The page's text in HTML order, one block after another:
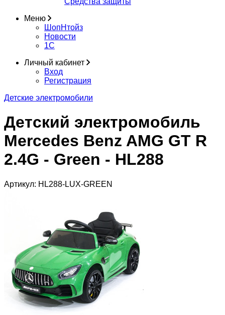
Меню
ШопНтойз
Новости
1C
Личный кабинет
Вход
Регистрация
Детские электромобили
Детский электромобиль
Mercedes Benz AMG GT R
2.4G - Green - HL288
Артикул: HL288-LUX-GREEN